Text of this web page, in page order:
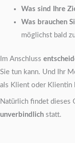
Was sind Ihre
Was brauchen
möglichst bald
Im Anschluss
Sie tun kann. Und Ihr
als Klient oder Klientin
Natürlich findet dieses
unverbindlich statt.